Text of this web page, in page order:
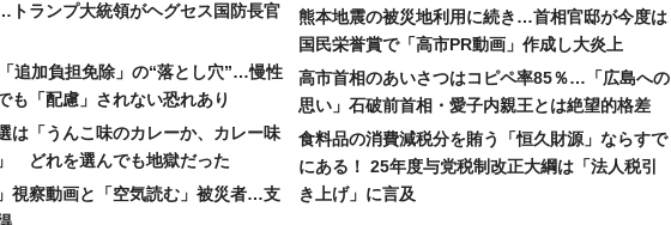
トランプ大統領がヘグセス国防長官
追加負担免除」の“落とし穴”…慢性
も「配慮」されない恐れあり
は「うんこ味のカレーか、カレー味
どれを選んでも地獄だった
視察動画と「空気読む」被災者…支
熊本地震の被災地利用に続き…首相官邸が今度は
国民栄誉賞で「高市PR動画」作成し大炎上
高市首相のあいさつはコピペ率85％…「広島への
思い」石破前首相・愛子内親王とは絶望的格差
食料品の消費減税分を賄う「恒久財源」ならすで
にある！ 25年度与党税制改正大綱は「法人税引
き上げ」に言及